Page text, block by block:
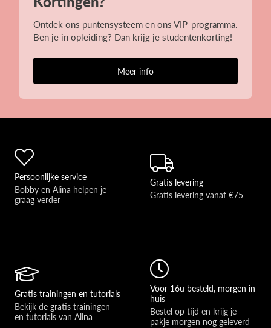
Ontdek ons puntensysteem en ons VIP-programma.
Ben je in opleiding? Dan krijg je studentenkorting!
Meer info
Persoonlijke service
Bobby en Alina helpen je
graag verder
Gratis levering
Gratis levering vanaf €75
Gratis trainingen en tutorials
Bekijk de gratis trainingen
en tutorials van Alina
Voor 16u besteld, morgen in
huis
Bestel op tijd en krijg je
pakje morgen nog geleverd